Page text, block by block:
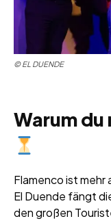
© EL DUENDE
Warum
Flamenco ist mehr
El Duende fängt
den großen